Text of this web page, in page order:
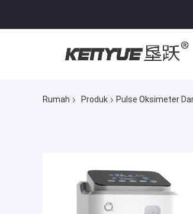
Rumah Produk Pulse Oksimeter